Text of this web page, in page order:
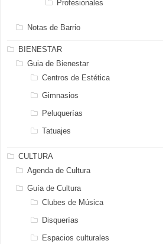
Profesionales
Notas de Barrio
BIENESTAR
Guia de Bienestar
Centros de Estética
Gimnasios
Peluquerías
Tatuajes
CULTURA
Agenda de Cultura
Guía de Cultura
Clubes de Música
Disquerías
Espacios culturales